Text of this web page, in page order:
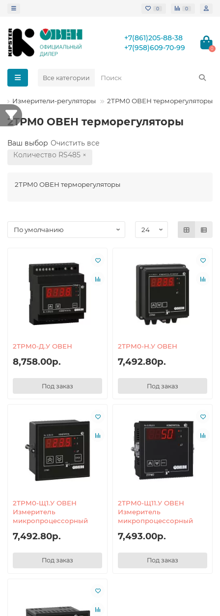
0 0
+7(861)205-88-38
+7(958)609-70-99
0
Все категории
Измерители-регуляторы 2ТРМ0 ОВЕН терморегуляторы
2ТРМ0 ОВЕН терморегуляторы
Ваш выбор Очистить все
Количество RS485 ×
2ТРМ0 ОВЕН терморегуляторы
2ТРМ0-Д.У ОВЕН
8,758.00р.
Под заказ
2ТРМ0-Н.У ОВЕН
7,492.80р.
Под заказ
2ТРМ0-Щ1.У ОВЕН
Измеритель
микропроцессорный
7,492.80р.
Под заказ
2ТРМ0-Щ11.У ОВЕН
Измеритель
микропроцессорный
7,493.00р.
Под заказ